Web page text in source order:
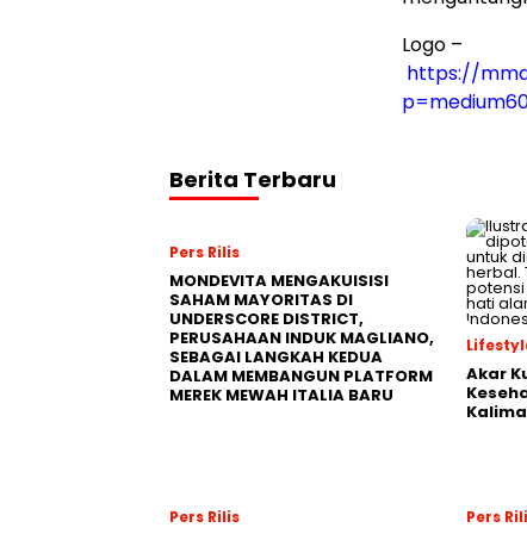
Logo –
https://
Berita Terbaru
Pers Rilis
MONDEVITA MENGAKUISISI
SAHAM MAYORITAS DI
UNDERSCORE DISTRICT,
PERUSAHAAN INDUK MAGLIANO,
SEBAGAI LANGKAH KEDUA
DALAM MEMBANGUN PLATFORM
MEREK MEWAH ITALIA BARU
Akar
Pers Rilis Pers